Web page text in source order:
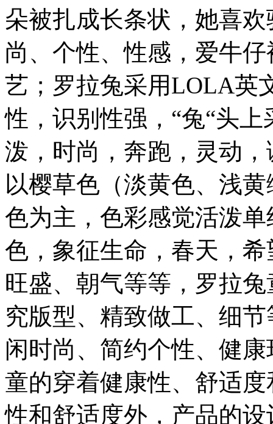
朵被扎成长条状，她喜
尚、个性、性感，爱牛
艺；罗拉兔采用LOLA英
性，识别性强，“兔“头
泼，时尚，奔跑，灵动
以樱草色（淡黄色、浅
色为主，色彩感觉活泼
色，象征生命，春天，
旺盛、朝气等等，罗拉
究版型、精致做工、细
闲时尚、简约个性、健
童的穿着健康性、舒适
性和舒适度外，产品的